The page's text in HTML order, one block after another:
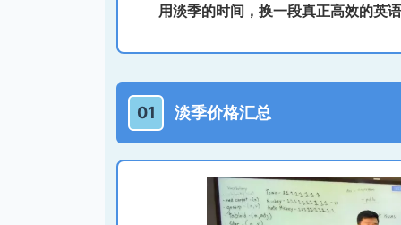
用淡季的时间，换一段真正高效的英
01 淡季价格汇总